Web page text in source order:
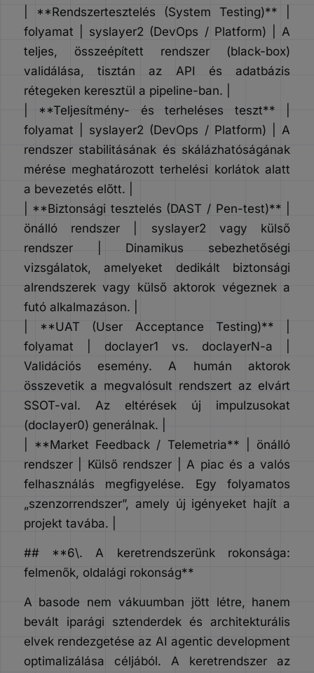
| **Rendszertesztelés (System Testing)** |
folyamat | syslayer2 (DevOps / Platform) | A
teljes, összeépített rendszer (black-box)
validálása, tisztán az API és adatbázis
rétegeken keresztül a pipeline-ban. |
| **Teljesítmény- és terheléses teszt** |
folyamat | syslayer2 (DevOps / Platform) | A
rendszer stabilitásának és skálázhatóságának
mérése meghatározott terhelési korlátok alatt
a bevezetés előtt. |
| **Biztonsági tesztelés (DAST / Pen-test)** |
önálló rendszer | syslayer2 vagy külső
rendszer | Dinamikus sebezhetőségi
vizsgálatok, amelyeket dedikált biztonsági
alrendszerek vagy külső aktorok végeznek a
futó alkalmazáson. |
| **UAT (User Acceptance Testing)** |
folyamat | doclayer1 vs. doclayerN-a |
Validációs esemény. A humán aktorok
összevetik a megvalósult rendszert az elvárt
SSOT-val. Az eltérések új impulzusokat
(doclayer0) generálnak. |
| **Market Feedback / Telemetria** | önálló
rendszer | Külső rendszer | A piac és a valós
felhasználás megfigyelése. Egy folyamatos
„szenzorrendszer”, amely új igényeket hajít a
projekt tavába. |
## **6\. A keretrendszerünk rokonsága:
felmenők, oldalági rokonság**
A basode nem vákuumban jött létre, hanem
bevált iparági sztenderdek és architekturális
elvek rendezgetése az AI agentic development
optimalizálása céljából. A keretrendszer az